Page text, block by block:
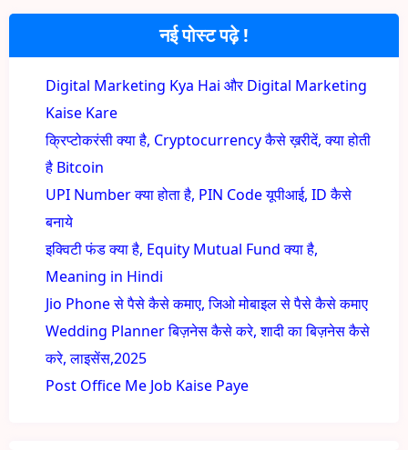
नई पोस्ट पढ़े !
Digital Marketing Kya Hai और Digital Marketing
Kaise Kare
क्रिप्टोकरंसी क्या है, Cryptocurrency कैसे ख़रीदें, क्या होती
है Bitcoin
UPI Number क्या होता है, PIN Code यूपीआई, ID कैसे
बनाये
इक्विटी फंड क्या है, Equity Mutual Fund क्या है,
Meaning in Hindi
Jio Phone से पैसे कैसे कमाए, जिओ मोबाइल से पैसे कैसे कमाए
Wedding Planner बिज़नेस कैसे करे, शादी का बिज़नेस कैसे
करे, लाइसेंस,2025
Post Office Me Job Kaise Paye